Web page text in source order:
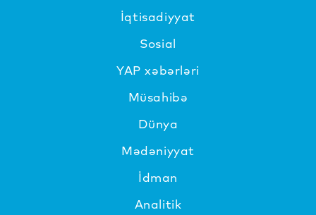
İqtisadiyyat
Sosial
YAP xəbərləri
Müsahibə
Dünya
Mədəniyyat
İdman
Analitik